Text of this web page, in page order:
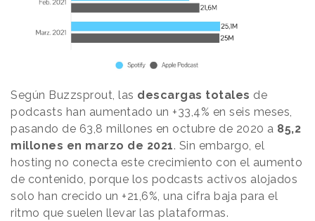
Según Buzzsprout, las descargas totales de
podcasts han aumentado un +33,4% en seis meses,
pasando de 63,8 millones en octubre de 2020 a 85,2
millones en marzo de 2021. Sin embargo, el
hosting no conecta este crecimiento con el aumento
de contenido, porque los podcasts activos alojados
solo han crecido un +21,6%, una cifra baja para el
ritmo que suelen llevar las plataformas.